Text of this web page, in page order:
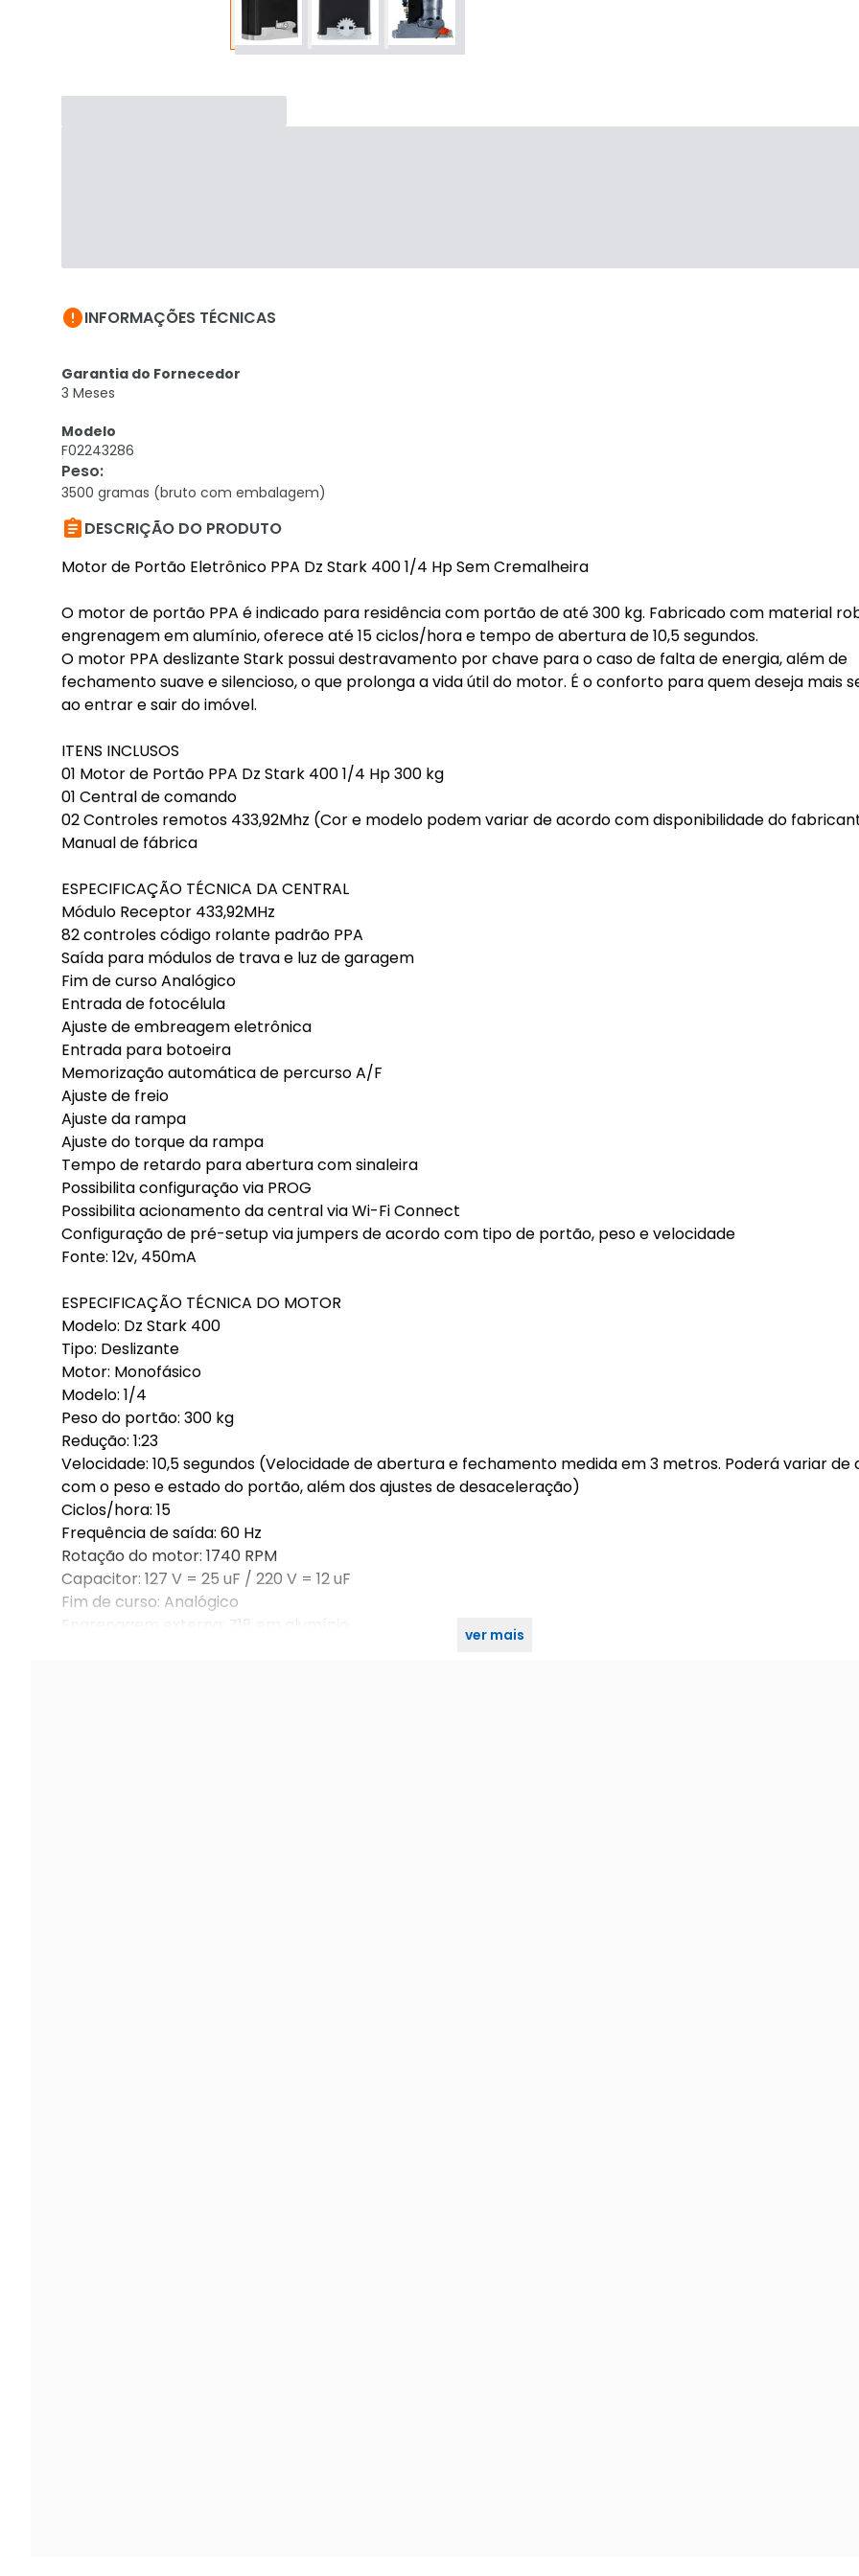
INFORMAÇÕES TÉCNICAS
Garantia do Fornecedor
3 Meses
Modelo
F02243286
Peso:
3500 gramas (bruto com embalagem)
DESCRIÇÃO DO PRODUTO
Motor de Portão Eletrônico PPA Dz Stark 400 1/4 Hp Sem Cremalheira
O motor de portão PPA é indicado para residência com portão de até 300 kg. Fabricado com material
engrenagem em alumínio, oferece até 15 ciclos/hora e tempo de abertura de 10,5 segundos.
O motor PPA deslizante Stark possui destravamento por chave para o caso de falta de energia, além de
fechamento suave e silencioso, o que prolonga a vida útil do motor. É o conforto para quem deseja mais
ao entrar e sair do imóvel.
ITENS INCLUSOS
01 Motor de Portão PPA Dz Stark 400 1/4 Hp 300 kg
01 Central de comando
02 Controles remotos 433,92Mhz (Cor e modelo podem variar de acordo com disponibilidade do
Manual de fábrica
ESPECIFICAÇÃO TÉCNICA DA CENTRAL
Módulo Receptor 433,92MHz
82 controles código rolante padrão PPA
Saída para módulos de trava e luz de garagem
Fim de curso Analógico
Entrada de fotocélula
Ajuste de embreagem eletrônica
Entrada para botoeira
Memorização automática de percurso A/F
Ajuste de freio
Ajuste da rampa
Ajuste do torque da rampa
Tempo de retardo para abertura com sinaleira
Possibilita configuração via PROG
Possibilita acionamento da central via Wi-Fi Connect
Configuração de pré-setup via jumpers de acordo com tipo de portão, peso e velocidade
Fonte: 12v, 450mA
ESPECIFICAÇÃO TÉCNICA DO MOTOR
Modelo: Dz Stark 400
Tipo: Deslizante
Motor: Monofásico
Modelo: 1/4
Peso do portão: 300 kg
Redução: 1:23
Velocidade: 10,5 segundos (Velocidade de abertura e fechamento medida em 3 metros. Poderá variar de
com o peso e estado do portão, além dos ajustes de desaceleração)
Ciclos/hora: 15
Frequência de saída: 60 Hz
Rotação do motor: 1740 RPM
Capacitor: 127 V = 25 uF / 220 V = 12 uF
Fim de curso: Analógico
Engrenagem externa: Z18 em alumínio
ver mais